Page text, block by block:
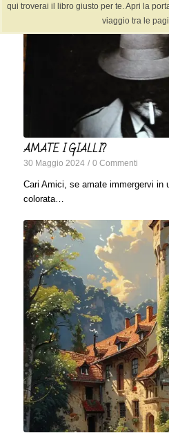
qui troverai il libro giusto per te. Apri la
viaggio tra le
AMATE I GIALLI?
30 Maggio 2024 / 0 Commenti
Cari Amici, se amate immergervi in
colorata…